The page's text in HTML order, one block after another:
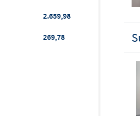
2.659,98
269,78